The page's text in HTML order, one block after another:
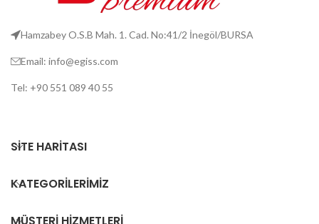
Hamzabey O.S.B Mah. 1. Cad. No:41/2 İnegöl/BURSA
Email: info@egiss.com
Tel: +90 551 089 40 55
SITE HARITASI
KATEGORILERIMIZ